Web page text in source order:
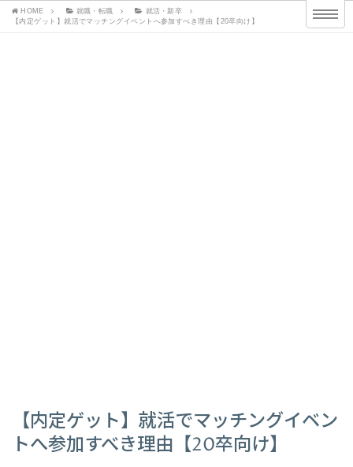
HOME 就職・転職
就活・新卒
【内定ゲット】就活でマッチングイベントへ参加すべき理由【20卒向け】
【内定ゲット】就活でマッチングイベン
トへ参加すべき理由【20卒向け】